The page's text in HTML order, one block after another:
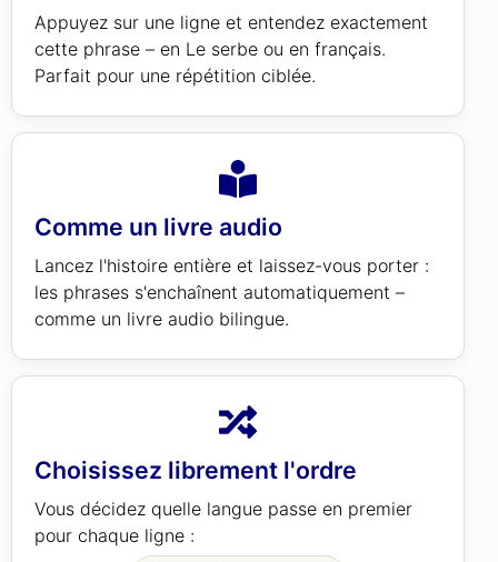
Appuyez sur une ligne et entendez exactement
cette phrase – en Le serbe ou en français.
Parfait pour une répétition ciblée.
Comme un livre audio
Lancez l'histoire entière et laissez-vous porter :
les phrases s'enchaînent automatiquement –
comme un livre audio bilingue.
Choisissez librement l'ordre
Vous décidez quelle langue passe en premier
pour chaque ligne :